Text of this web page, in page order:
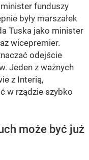
funduszy
były marszałek
Tuska jako minister
wicepremier.
odejście
Jeden z ważnych
z Interią,
w rządzie szybko
może być już